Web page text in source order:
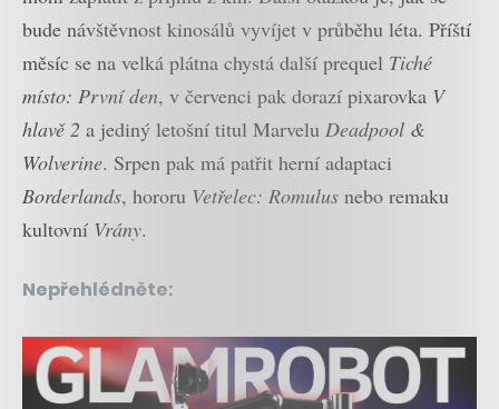
bude návštěvnost kinosálů vyvíjet v průběhu léta. Příští
měsíc se na velká plátna chystá další prequel Tiché
místo: První den, v červenci pak dorazí pixarovka V
hlavě 2 a jediný letošní titul Marvelu Deadpool &
Wolverine. Srpen pak má patřit herní adaptaci
Borderlands, hororu Vetřelec: Romulus nebo remaku
kultovní Vrány.
Nepřehlédněte: